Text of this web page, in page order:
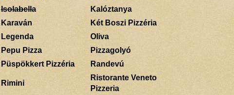
Isolabella
Kalóztanya
Karaván
Két Boszi Pizzéria
Legenda
Oliva
Pepu Pizza
Pizzagolyó
Püspökkert Pizzéria
Randevú
Rimini
Ristorante Veneto
Pizzeria